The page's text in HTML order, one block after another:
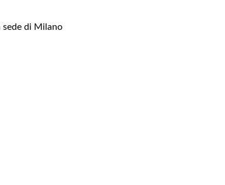
sede di Milano